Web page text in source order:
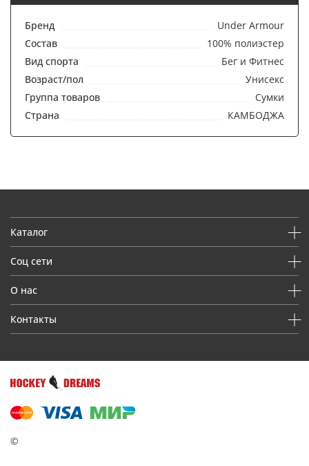
Бренд
Under Armour
Состав
100% полиэстер
Вид спорта
Бег и Фитнес
Возраст/пол
Унисекс
Группа товаров
Сумки
Страна
КАМБОДЖА
Каталог
Соц сети
О нас
Контакты
©